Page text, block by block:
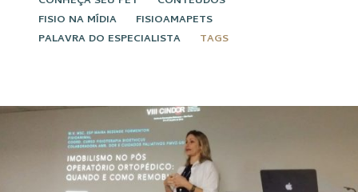
FISIO NA MÍDIA
FISIOAMAPETS
PALAVRA DO ESPECIALISTA
TAGS